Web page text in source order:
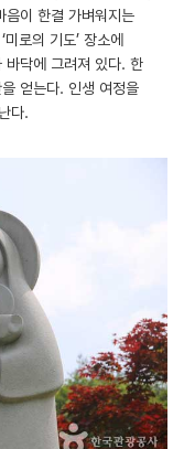
음이 한결 가벼워지는
로의 기도’ 장소에
바닥에 그려져 있다. 한
얻는다. 인생 여정을
다.